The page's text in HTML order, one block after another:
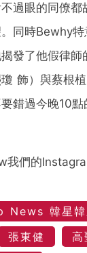
過眼的同僚都
同時Bewhy
發了他假律師
飾）與蔡根
錯過今晚10點
我們的
News 韓星韓
張東健 高